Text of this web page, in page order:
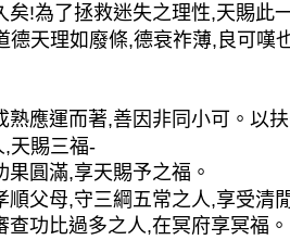
!為了拯救迷失之理性,天賜此
德天理如廢條,德衰祚薄,良可嘆
應運而著,善因非同小可。以扶
,天賜三福-
圓滿,享天賜予之福。
順父母,守三綱五常之人,享受清
功比過多之人,在冥府享冥福。